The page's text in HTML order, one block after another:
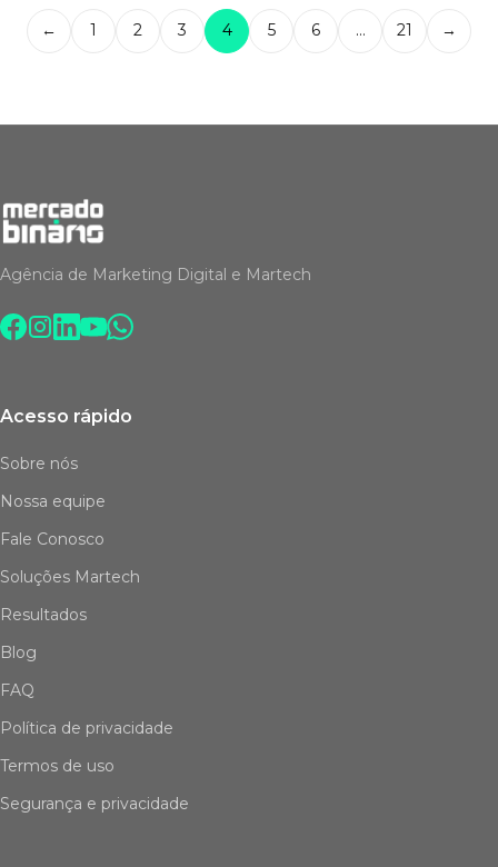
← 1 2 3 4 5 6 … 21 →
Agência de Marketing Digital e Martech
Acesso rápido
Sobre nós
Nossa equipe
Fale Conosco
Soluções Martech
Resultados
Blog
FAQ
Política de privacidade
Termos de uso
Segurança e privacidade